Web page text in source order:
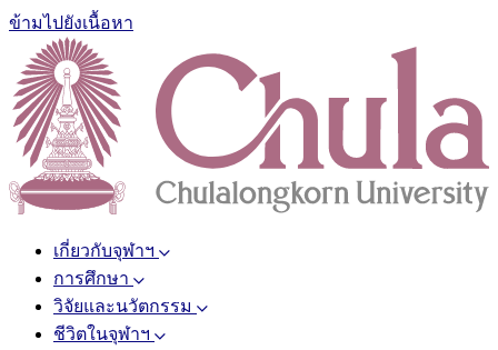
ข้ามไปยังเนื้อหา
เกี่ยวกับจุฬาฯ
การศึกษา
วิจัยและนวัตกรรม
ชีวิตในจุฬาฯ